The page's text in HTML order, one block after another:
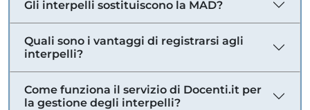
Gli interpelli sostituiscono la MAD?
Quali sono i vantaggi di registrarsi agli
interpelli?
Come funziona il servizio di Docenti.it per
la gestione degli interpelli?